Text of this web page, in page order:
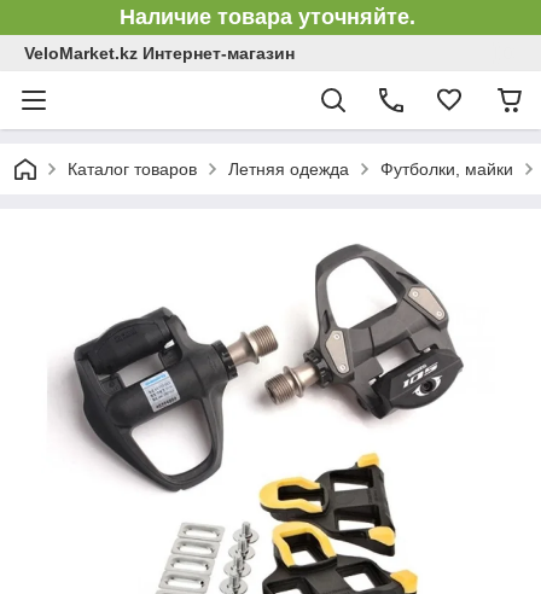
Наличие товара уточняйте.
VeloMarket.kz Интернет-магазин
Каталог товаров Летняя одежда Футболки, майки